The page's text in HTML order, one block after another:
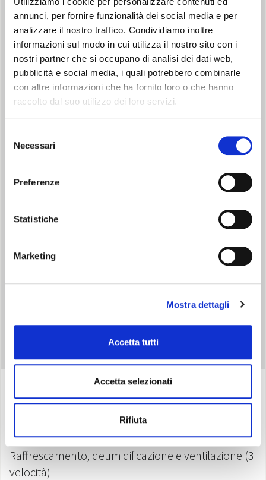
annunci, per fornire funzionalità dei social media e per
analizzare il nostro traffico. Condividiamo inoltre
informazioni sul modo in cui utilizza il nostro sito con i
nostri partner che si occupano di analisi dei dati web,
pubblicità e social media, i quali potrebbero combinarle
con altre informazioni che ha fornito loro o che hanno
raccolto dal suo utilizzo dei loro servizi.
delNecessari
Preferenze
Statistiche
Marketing
Mostra dettagli
Accetta tutti
Accetta selezionati
Rifiuta
FOLLOW ME
Il telecomando funge da termostato a distanza, per garantire
un corretto controllo della temperatura nel punto in cui si
trovano gli occupanti della stanza.
Utilizza il refrigerante naturale R290, con un potenziale effetto
Specifiche
Raffrescamento, deumidificazione e ventilazione (3
velocità)